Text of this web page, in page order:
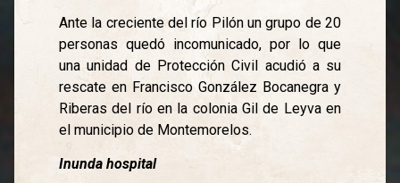
Ante la creciente del río Pilón un grupo de 20
personas quedó incomunicado, por lo que
una unidad de Protección Civil acudió a su
rescate en Francisco González Bocanegra y
Riberas del río en la colonia Gil de Leyva en
el municipio de Montemorelos.
Inunda hospital